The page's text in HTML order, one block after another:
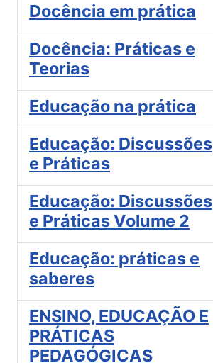
Docência em prática
Docência: Práticas e
Teorias
Educação na prática
Educação: Discussões
e Práticas
Educação: Discussões
e Práticas Volume 2
Educação: práticas e
saberes
ENSINO, EDUCAÇÃO E
PRÁTICAS
PEDAGÓGICAS